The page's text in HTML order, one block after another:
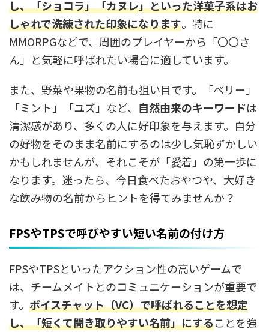
し、「ショコラ」「カヌレ」といった洋菓子系はお
しゃれで洗練された印象になります。特に
MMORPGなどで、周囲のプレイヤーから「〇〇さ
ん」と気軽に呼ばれたい場合に適しています。
また、野菜や果物の名前も狙い目です。「ベリー」
「ミント」「ユズ」など、 自然由来のキーワードは
清潔感があり、多くの人に好印象を与えます。自分
の好物をそのまま名前にするのは少し気恥ずかしい
かもしれませんが、それこそが「愛着」の第一歩に
なります。迷ったら、今日食べたおやつや、大好き
な飲み物の名前からヒントを得てみませんか？
FPSやTPSで呼びやすい短い名前の付け方
FPSやTPSといったアクション性の高いゲームで
は、チームメイトとのコミュニケーションが重要で
す。 ボイスチャット（VC）で呼ばれることを想定
し、「短くて聞き取りやすい名前」にすることを強